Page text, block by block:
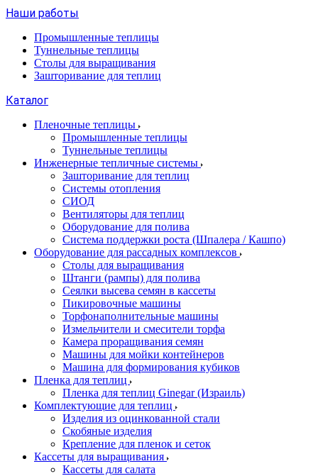
Наши работы
Промышленные теплицы
Туннельные теплицы
Столы для выращивания
Зашторивание для теплиц
Каталог
Пленочные теплицы
Промышленные теплицы
Туннельные теплицы
Инженерные тепличные системы
Зашторивание для теплиц
Системы отопления
СИОД
Вентиляторы для теплиц
Оборудование для полива
Система поддержки роста (Шпалера / Кашпо)
Оборудование для рассадных комплексов
Столы для выращивания
Штанги (рампы) для полива
Сеялки высева семян в кассеты
Пикировочные машины
Торфонаполнительные машины
Измельчители и смесители торфа
Камера проращивания семян
Машины для мойки контейнеров
Машина для формирования кубиков
Пленка для теплиц
Пленка для теплиц Ginegar (Израиль)
Комплектующие для теплиц
Изделия из оцинкованной стали
Скобяные изделия
Крепление для пленок и сеток
Кассеты для выращивания
Кассеты для салата